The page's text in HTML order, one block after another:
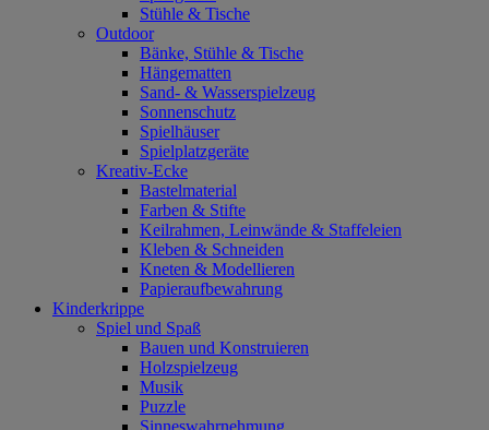
Stühle & Tische
Outdoor
Bänke, Stühle & Tische
Hängematten
Sand- & Wasserspielzeug
Sonnenschutz
Spielhäuser
Spielplatzgeräte
Kreativ-Ecke
Bastelmaterial
Farben & Stifte
Keilrahmen, Leinwände & Staffeleien
Kleben & Schneiden
Kneten & Modellieren
Papieraufbewahrung
Kinderkrippe
Spiel und Spaß
Bauen und Konstruieren
Holzspielzeug
Musik
Puzzle
Sinneswahrnehmung